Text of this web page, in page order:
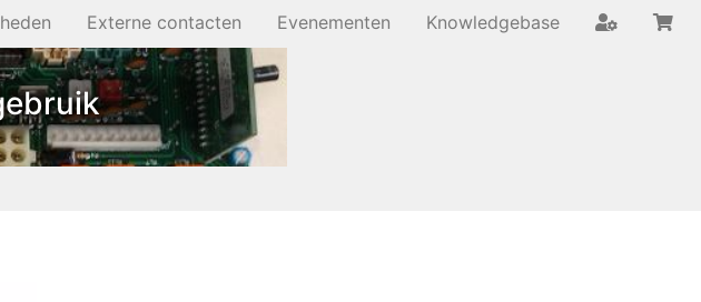
Externe contacten Evenementen Knowledgebase